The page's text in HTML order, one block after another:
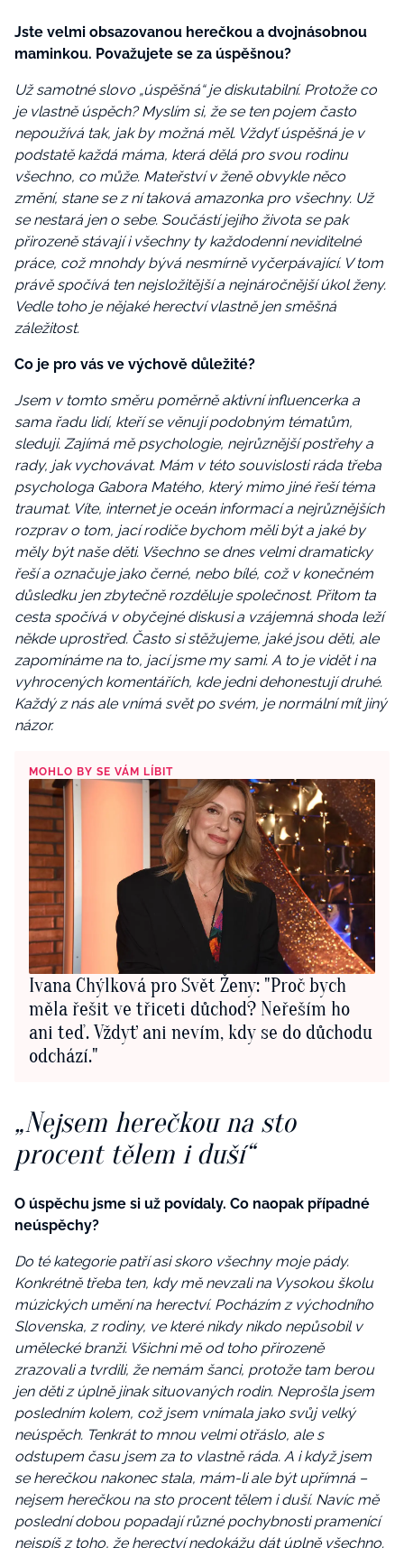
Jste velmi obsazovanou herečkou a dvojnásobnou
maminkou. Považujete se za úspěšnou?
Už samotné slovo „úspěšná“ je diskutabilní. Protože co
je vlastně úspěch? Myslím si, že se ten pojem často
nepoužívá tak, jak by možná měl. Vždyť úspěšná je v
podstatě každá máma, která dělá pro svou rodinu
všechno, co může. Mateřství v ženě obvykle něco
změní, stane se z ní taková amazonka pro všechny. Už
se nestará jen o sebe. Součástí jejího života se pak
přirozeně stávají i všechny ty každodenní neviditelné
práce, což mnohdy bývá nesmírně vyčerpávající. V tom
právě spočívá ten nejsložitější a nejnáročnější úkol ženy.
Vedle toho je nějaké herectví vlastně jen směšná
záležitost.
Co je pro vás ve výchově důležité?
Jsem v tomto směru poměrně aktivní influencerka a
sama řadu lidí, kteří se věnují podobným tématům,
sleduji. Zajímá mě psychologie, nejrůznější postřehy a
rady, jak vychovávat. Mám v této souvislosti ráda třeba
psychologa Gabora Matého, který mimo jiné řeší téma
traumat. Víte, internet je oceán informací a nejrůznějších
rozprav o tom, jací rodiče bychom měli být a jaké by
měly být naše děti. Všechno se dnes velmi dramaticky
řeší a označuje jako černé, nebo bílé, což v konečném
důsledku jen zbytečně rozděluje společnost. Přitom ta
cesta spočívá v obyčejné diskusi a vzájemná shoda leží
někde uprostřed. Často si stěžujeme, jaké jsou děti, ale
zapomínáme na to, jací jsme my sami. A to je vidět i na
vyhrocených komentářích, kde jedni dehonestují druhé.
Každý z nás ale vnímá svět po svém, je normální mít jiný
názor.
MOHLO BY SE VÁM LÍBIT
Ivana Chýlková pro Svět Ženy: "Proč bych
měla řešit ve třiceti důchod? Neřeším ho
ani teď. Vždyť ani nevím, kdy se do důchodu
odchází."
„Nejsem herečkou na sto
procent tělem i duší“
O úspěchu jsme si už povídaly. Co naopak případné
neúspěchy?
Do té kategorie patří asi skoro všechny moje pády.
Konkrétně třeba ten, kdy mě nevzali na Vysokou školu
múzických umění na herectví. Pocházím z východního
Slovenska, z rodiny, ve které nikdy nikdo nepůsobil v
umělecké branži. Všichni mě od toho přirozeně
zrazovalia tvrdili, že nemám šanci, protože tam berou
jen děti z úplně jinak situovaných rodin. Neprošla jsem
posledním kolem, což jsem vnímala jako svůj velký
neúspěch. Tenkrát to mnou velmi otřáslo, ale s
odstupem času jsem za to vlastně ráda. A i když jsem
se herečkou nakonec stala, mám-li ale být upřímná –
nejsem herečkou na sto procent tělem i duší. Navíc mě
poslední dobou popadají různé pochybnosti pramenící
nejspíš z toho, že herectví nedokážu dát úplně všechno.